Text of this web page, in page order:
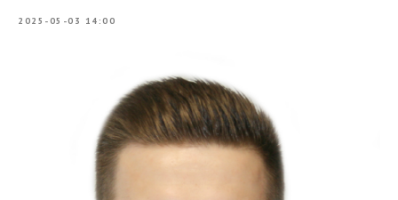
2025-05-03 14:00